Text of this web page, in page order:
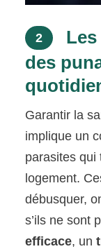
2
des
Garantir la
implique un
parasites qui
logement.
débusquer,
s’ils ne sont
efficace, un